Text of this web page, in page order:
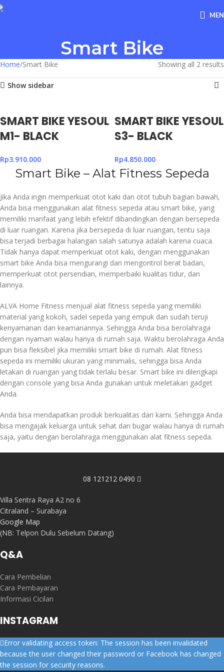
Smart Bike
Home Smart Bike Showing all 2 results
Show sidebar
SMART BIKE YESOUL
M1- BLACK
Rp3.910.000
SMART BIKE YESOUL
S3- BLACK
Rp4.850.000
Smart Bike – Alat Fitness Sepeda
Jika Anda ingin memperkuat otot kaki dan otot tubuh bagian bawah,
Anda bisa menggunakan alat fitness sepeda atau smart bike, yang
memiliki manfaat yang lebih efektif dibandingkan dengan bersepeda
di luar ruangan. Karena jika bersepeda di luar ruangan, tentu saja
bisa terjadi berbagai halangan salah satunya adalah karena cuaca.
Tidak hanya dapat memperkuat otot kaki, dengan menggunakan
smart bike Anda bisa mengurangi dan mengontrol berat badan,
memperkuat otot persendian, memperbaiki kualitas tidur, dan
lainnya.
ALVA Home Fitness menjual alat fitness sepeda yang memiliki
material yang kokoh, sadel sepeda yang empuk dan sudah teruji
kenyamanan dan keamanannya. Sehingga Anda bisa berolahraga
dengan nyaman walau hanya di rumah saja. Waktu berolahraga Anda
pun bisa fleksibel jika memiliki smart bike di rumah. Alat fitness
sepeda ini memiliki ukuran yang minimalis, sehingga bisa Anda
letakan di ruangan yang tidak terlalu besar. Smart bike ini dilengkapi
dengan console yang bisa Anda gunakan untuk meletakan gadget
Anda.
Anda bisa mendapatkan produk berkualitas dari kami. Sehingga Anda
bisa mengajak keluarga untuk sehat dan bugar walau hanya di rumah
saja, yaitu dengan berolahraga menggunakan alat fitness sepeda.
08 121212 0490
Villa Sentra Raya A2 no 6
Citraland – Surabaya
Google Map
(NB: Telpon Dulu Sebelum Datang)
Q&A
Cara Pembelian
Cara Pembayaran
Informasi Cicilan
INSTAGRAM
Error validating access token: The session has been invalidated
because the user changed their password or Facebook has changed
the session for security reasons.